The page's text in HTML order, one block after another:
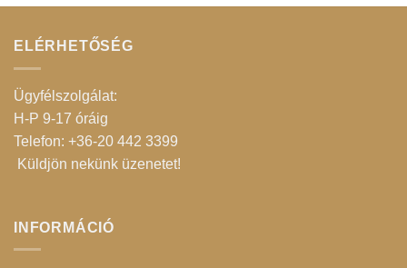
ELÉRHETŐSÉG
Ügyfélszolgálat:
H-P 9-17 óráig
Telefon: +36-20 442 3399
Küldjön nekünk üzenetet!
INFORMÁCIÓ